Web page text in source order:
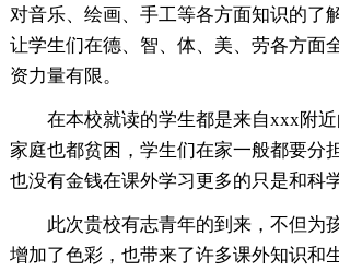
对音乐、绘画、手工等各方面知识的了
让学生们在德、智、体、美、劳各方面
资力量有限。
在本校就读的学生都是来自xxx附
家庭也都贫困，学生们在家一般都要分
也没有金钱在课外学习更多的只是和科
此次贵校有志青年的到来，不但为
增加了色彩，也带来了许多课外知识和